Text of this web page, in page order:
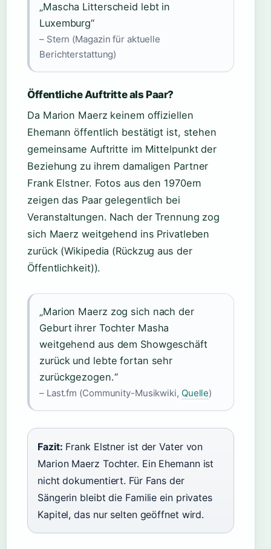
„Mascha Litterscheid lebt in
Luxemburg“
– Stern (Magazin für aktuelle
Berichterstattung)
Öffentliche Auftritte als Paar?
Da Marion Maerz keinem offiziellen
Ehemann öffentlich bestätigt ist, stehen
gemeinsame Auftritte im Mittelpunkt der
Beziehung zu ihrem damaligen Partner
Frank Elstner. Fotos aus den 1970ern
zeigen das Paar gelegentlich bei
Veranstaltungen. Nach der Trennung zog
sich Maerz weitgehend ins Privatleben
zurück (Wikipedia (Rückzug aus der
Öffentlichkeit)).
„Marion Maerz zog sich nach der
Geburt ihrer Tochter Masha
weitgehend aus dem Showgeschäft
zurück und lebte fortan sehr
zurückgezogen.“
– Last.fm (Community-Musikwiki, Quelle)
Fazit: Frank Elstner ist der Vater von
Marion Maerz Tochter. Ein Ehemann ist
nicht dokumentiert. Für Fans der
Sängerin bleibt die Familie ein privates
Kapitel, das nur selten geöffnet wird.